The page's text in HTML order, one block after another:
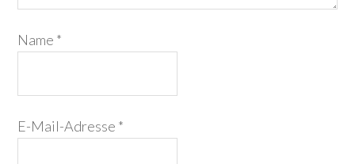
Name *
E-Mail-Adresse *